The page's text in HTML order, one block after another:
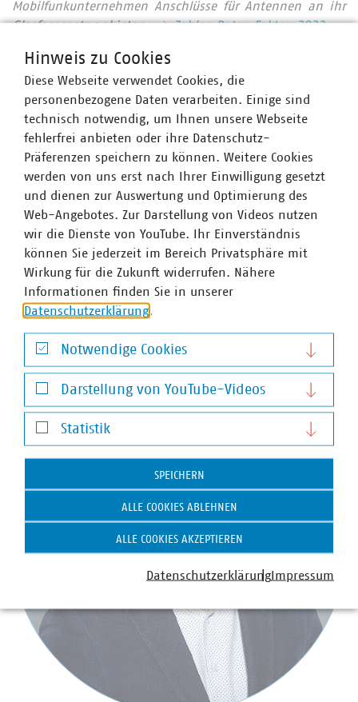
Mobilfunkunternehmen Anschlüsse für Antennen an ihr
Glasfasernetz anbieten.
Zahlen Daten Fakten 2023
In Bayern sind 222 kommunale Unternehmen im VKU
organisiert. Die VKU-Mitgliedsunternehmen in Bayern
leisten jährlich Investitionen in Höhe von über 2,5
Milliarden Euro, erwirtschaften einen Umsatz von fast 18
Milliarden Euro und sind wichtiger Arbeitgeber für über
41.000 Beschäftigte.
Wassercent – Verzicht auf tatsächliche
Wassermengen ist kein Bürokratieabbau.
Ansprechpartner
Hinweis zu Cookies
Diese Webseite verwendet Cookies, die
personenbezogene Daten verarbeiten. Einige sind
technisch notwendig, um Ihnen unsere Webseite
fehlerfrei anbieten oder ihre Datenschutz-
Präferenzen speichern zu können. Weitere Cookies
werden von uns erst nach Ihrer Einwilligung gesetzt
und dienen zur Auswertung und Optimierung des
Web-Angebotes. Zur Darstellung von Videos nutzen
wir die Dienste von YouTube. Ihr Einverständnis
können Sie jederzeit im Bereich Privatsphäre mit
Wirkung für die Zukunft widerrufen. Nähere
Informationen finden Sie in unserer
Datenschutzerklärung.
Notwendige Cookies
Notwendige Cookies
Darstellung von YouTube-Videos
Darstellung von YouTube-Videos
Statistik
Statistik
SPEICHERN
ALLE COOKIES ABLEHNEN
ALLE COOKIES AKZEPTIEREN
DatenschutzerklärungImpressum